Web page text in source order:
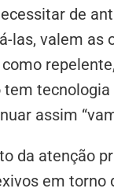
de
las, valem as
tem
assim
da atenção
em torno